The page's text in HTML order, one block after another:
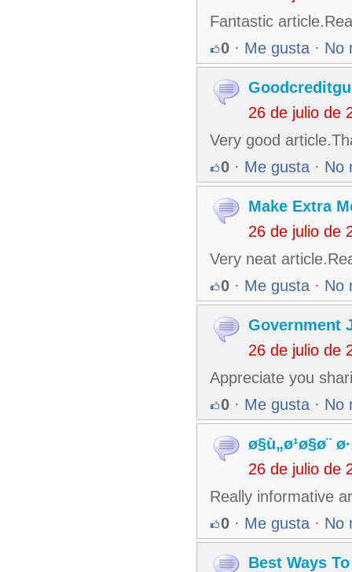
Fantastic
0 · Me gusta · No
26 de julio de
Very good
0 · Me gusta · No
Make Extra
26 de julio de
Very neat
0 · Me gusta · No
Government
26 de julio de
Appreciate you
0 · Me gusta · No
ø§ù„ø¹ø§ø¨
26 de julio de
Really informative
0 · Me gusta · No
Best Ways